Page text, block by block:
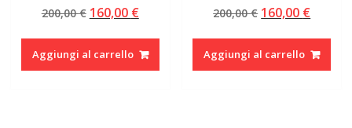
200,00€ Il
originale
era:
160,00 €Il
attuale
è:
Aggiungi al carrello
200,00€ Il
originale
era:
160,00 €Il
è:
Aggiungi al carrello